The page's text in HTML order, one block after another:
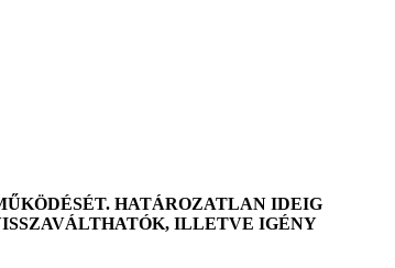
HATÁROZATLAN IDEIG
ILLETVE IGÉNY